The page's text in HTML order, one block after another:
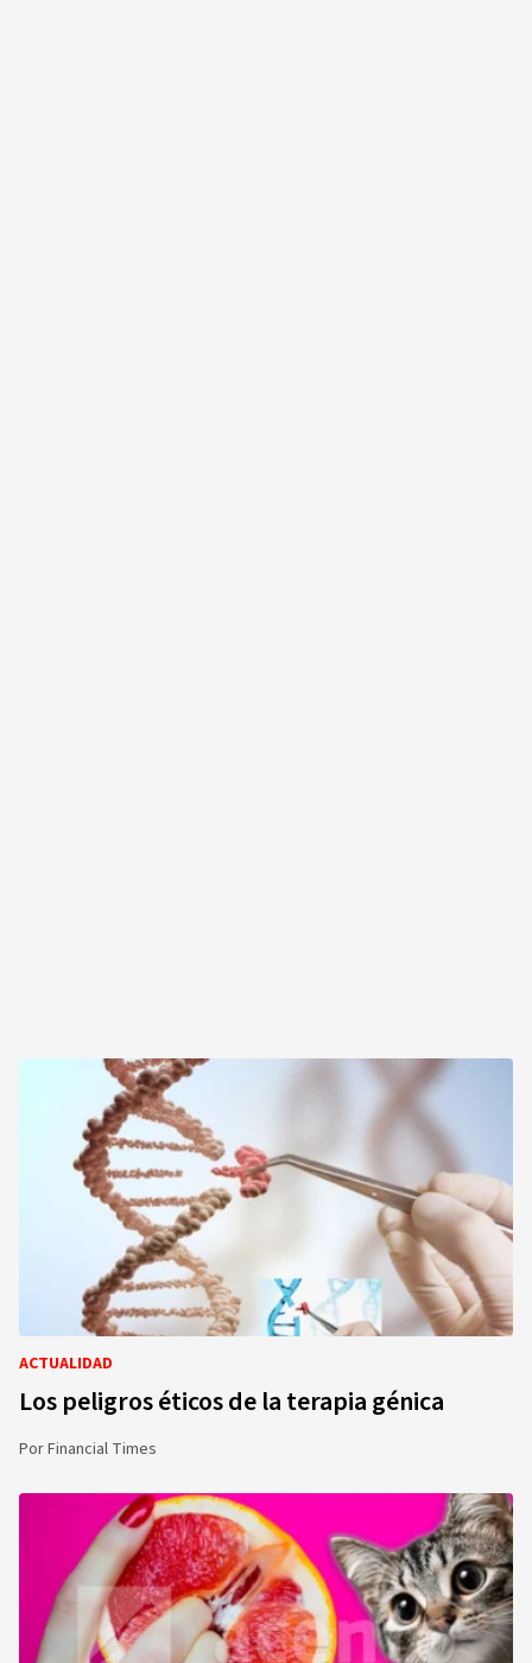
ACTUALIDAD
Los peligros éticos de la terapia génica
PorFinancial Times